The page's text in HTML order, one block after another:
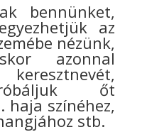
bennünket,
az
nézünk,
azonnal
őt
haja színéhez,
stb.